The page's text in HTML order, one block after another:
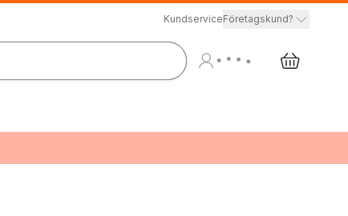
KundserviceFöretagskund?